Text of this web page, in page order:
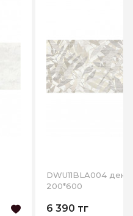
DWU11BLA004
200*600
6 390 тг